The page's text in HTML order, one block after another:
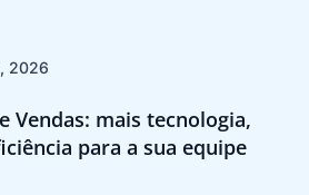
2026
Vendas: mais tecnologia,
para a sua equipe